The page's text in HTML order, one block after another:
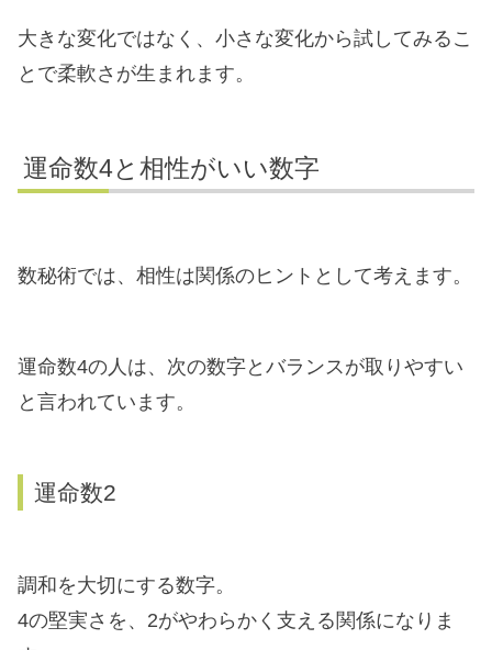
大きな変化ではなく、小さな変化から試してみるこ
とで柔軟さが生まれます。
運命数4と相性がいい数字
数秘術では、相性は関係のヒントとして考えます。
運命数4の人は、次の数字とバランスが取りやすい
と言われています。
運命数2
調和を大切にする数字。
4の堅実さを、2がやわらかく支える関係になりま